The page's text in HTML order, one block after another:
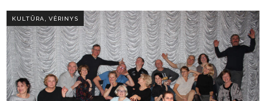
KULTŪRA ,VĖRINYS